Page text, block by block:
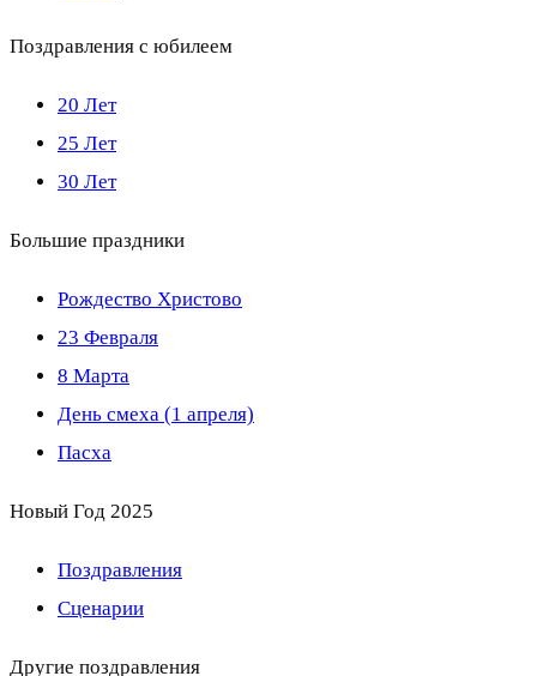
Поздравления с юбилеем
20 Лет
25 Лет
30 Лет
Большие праздники
Рождество Христово
23 Февраля
8 Марта
День смеха (1 апреля)
Пасха
Новый Год 2025
Поздравления
Сценарии
Другие поздравления